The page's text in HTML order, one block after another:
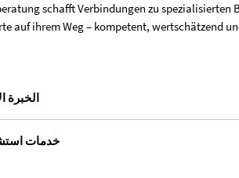
schafft Verbindungen zu
auf ihrem Weg – kompetent, wertschätzend
الخبرة
خدمات